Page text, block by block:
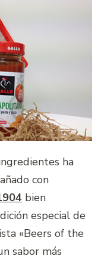
ha
con
bien
especial de
«Beers of the
sabor más